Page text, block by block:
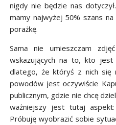
nigdy nie będzie nas
mamy najwyżej 50% szans
porażkę.
Sama nie umieszczam
wskazujących na to, kto
dlatego, że któryś z nich się
powodów jest oczywiście
publicznym, gdzie nie chcę
ważniejszy jest tutaj
Próbuję wyobrazić sobie